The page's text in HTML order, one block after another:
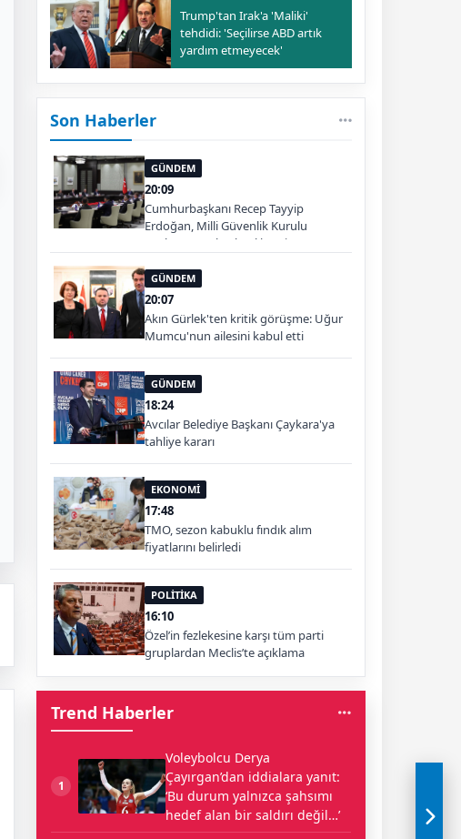
Trump'tan Irak'a 'Maliki'
tehdidi: 'Seçilirse ABD artık
yardım etmeyecek'
Son Haberler
GÜNDEM
20:09
Cumhurbaşkanı Recep Tayyip
Erdoğan, Milli Güvenlik Kurulu
Toplantısı'na başkanlık etti.
GÜNDEM
20:07
Akın Gürlek'ten kritik görüşme: Uğur
Mumcu'nun ailesini kabul etti
GÜNDEM
18:24
Avcılar Belediye Başkanı Çaykara'ya
tahliye kararı
EKONOMİ
17:48
TMO, sezon kabuklu fındık alım
fiyatlarını belirledi
POLİTİKA
16:10
Özel’in fezlekesine karşı tüm parti
gruplardan Meclis’te açıklama
Trend Haberler
1
Voleybolcu Derya
Çayırgan’dan iddialara yanıt:
‘Bu durum yalnızca şahsımı
hedef alan bir saldırı değil…’